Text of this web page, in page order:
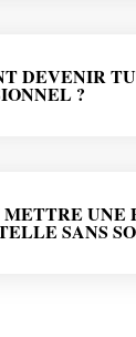
DEVENIR
?
UNE
SANS